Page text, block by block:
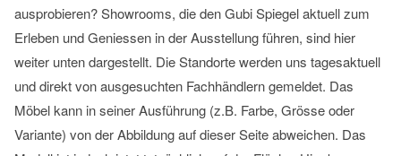
YouTube
immer
ausprobieren? Showrooms, die den Gubi Spiegel aktuell zum
Erleben und Geniessen in der Ausstellung führen, sind hier
weiter unten dargestellt. Die Standorte werden uns tagesaktuell
und direkt von ausgesuchten Fachhändlern gemeldet. Das
Möbel kann in seiner Ausführung (z.B. Farbe, Grösse oder
Variante) von der Abbildung auf dieser Seite abweichen. Das